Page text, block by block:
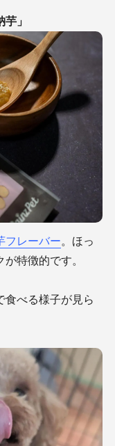
」
フレーバー。ほっ
特徴的です。
食べる様子が見ら